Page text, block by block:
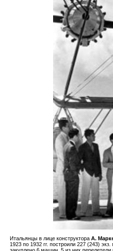
Итальянцы в лице конструктораА.
1923 по 1932 гг. построили 227 (243)